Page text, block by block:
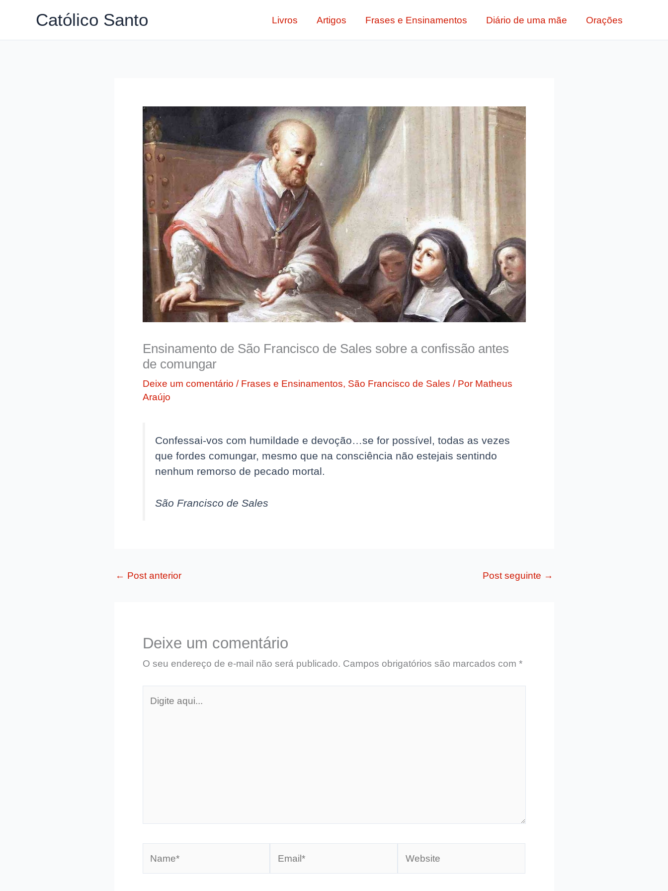
o
Católico Santo Livros Artigos Frases e Ensinamentos Diário de uma mãe Orações
Ensinamento de São Francisco de Sales sobre a confissão antes
de comungar
Deixe um comentário / Frases e Ensinamentos, São Francisco de Sales / Por Matheus
Araújo
Confessai-vos com humildade e devoção…se for possível, todas as vezes
que fordes comungar, mesmo que na consciência não estejais sentindo
nenhum remorso de pecado mortal.
São Francisco de Sales
← Post anterior Post seguinte →
Deixe um comentário
O seu endereço de e-mail não será publicado. Campos obrigatórios são marcados com *
aqui...